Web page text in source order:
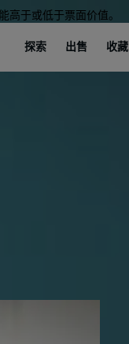
高于或低于票面价值。
探索 出售 收藏